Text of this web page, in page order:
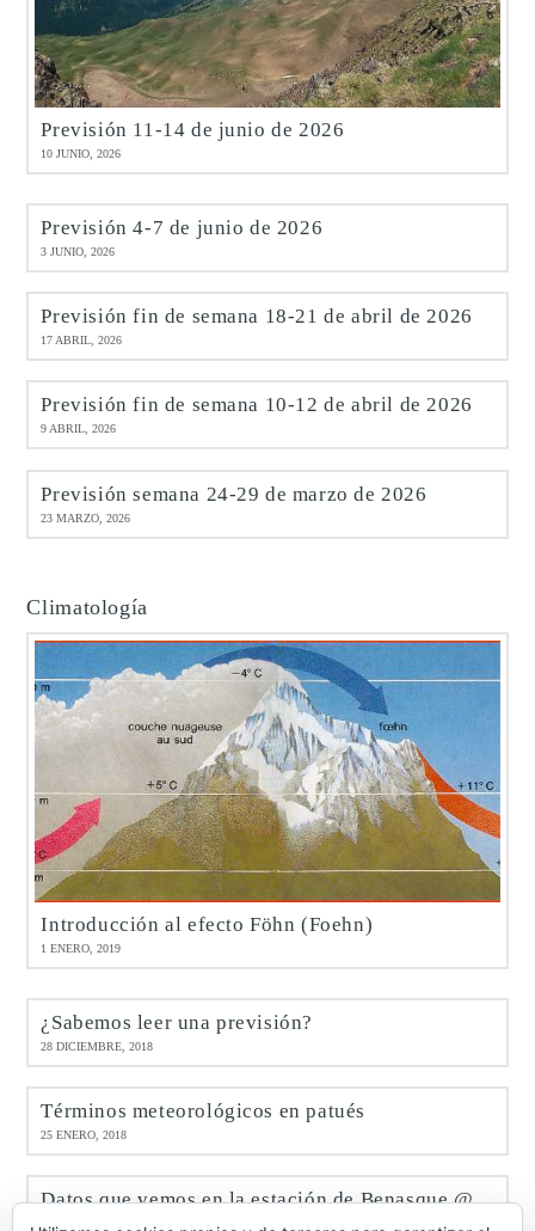
Previsión 11-14 de junio de 2026
10 JUNIO, 2026
Previsión 4-7 de junio de 2026
3 JUNIO, 2026
Previsión fin de semana 18-21 de abril de 2026
17 ABRIL, 2026
Previsión fin de semana 10-12 de abril de 2026
9 ABRIL, 2026
Previsión semana 24-29 de marzo de 2026
23 MARZO, 2026
Climatología
Introducción al efecto Föhn (Foehn)
1 ENERO, 2019
¿Sabemos leer una previsión?
28 DICIEMBRE, 2018
Términos meteorológicos en patués
25 ENERO, 2018
Datos que vemos en la estación de Benasque @meteobenás
9 ENERO, 2017